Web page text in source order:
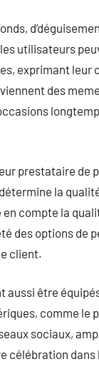
utilisateurs
exprimant leur
des
prestataire de
la
compte la
des options de
client.
aussi être
comme le
sociaux,
célébration dans